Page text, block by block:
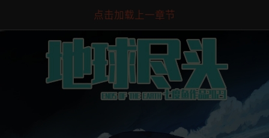
点击加载上一章节